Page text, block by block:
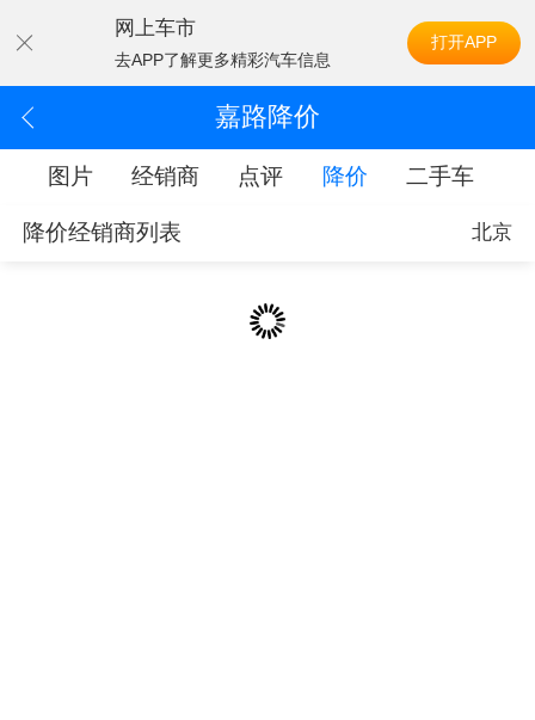
网上车市
去APP了解更多精彩汽车信息
打开APP
嘉路降价
图片 经销商 点评 降价 二手车
降价经销商列表 北京